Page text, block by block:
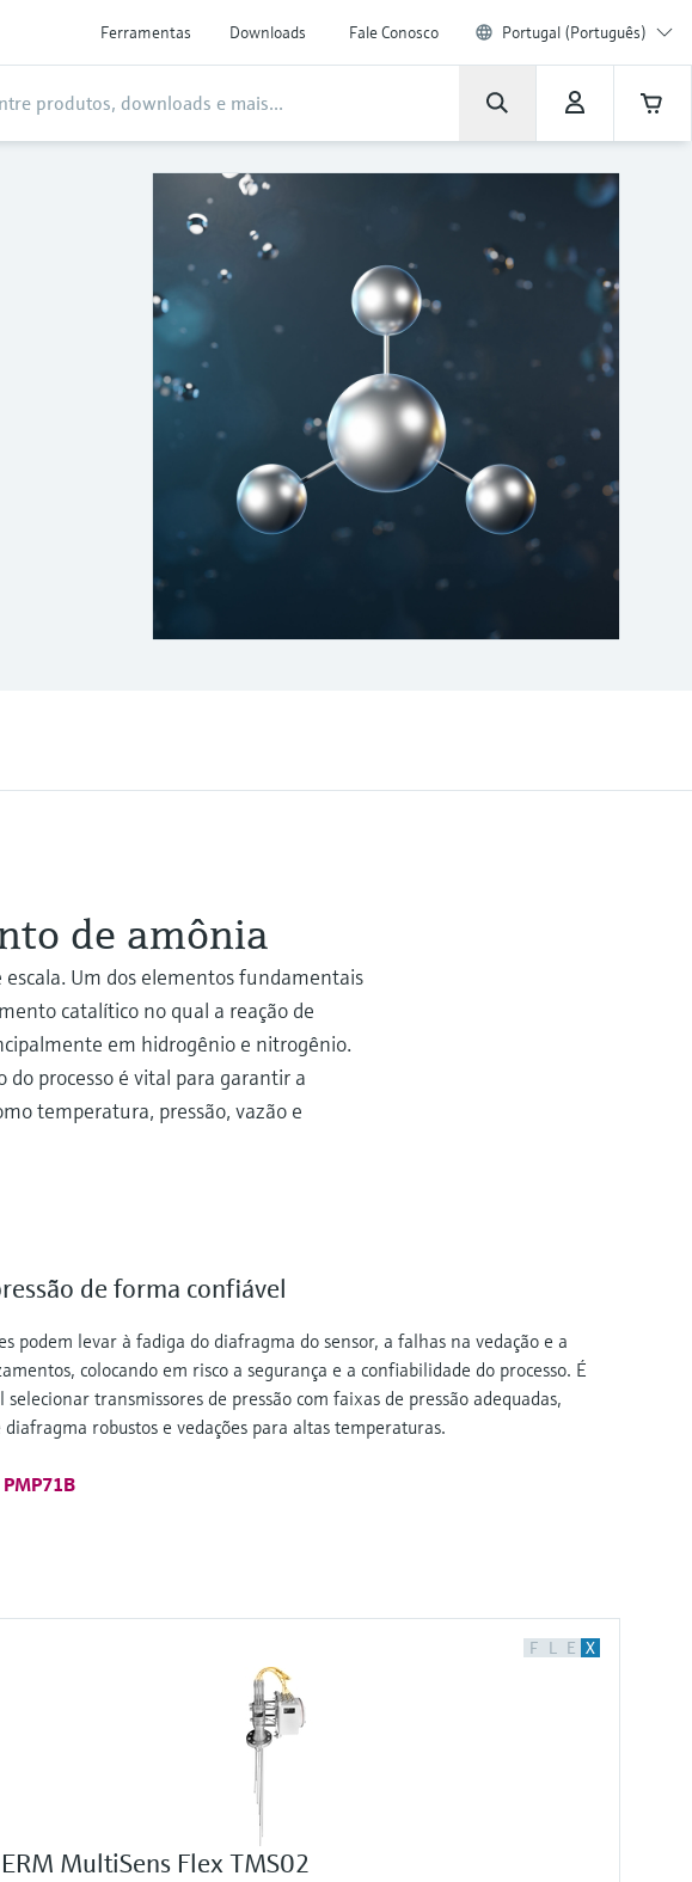
Ferramentas Downloads Fale Conosco Portugal (Português)
de amônia
Um dos elementos fundamentais
catalítico no qual a reação de
em hidrogênio e nitrogênio.
processo é vital para garantir a
temperatura, pressão, vazão e
de forma confiável
podem levar à fadiga do diafragma do sensor, a falhas na vedação e a
colocando em risco a segurança e a confiabilidade do processo. É
transmissores de pressão com faixas de pressão adequadas,
robustos e vedações para altas temperaturas.
F L E X
MultiSens Flex TMS02